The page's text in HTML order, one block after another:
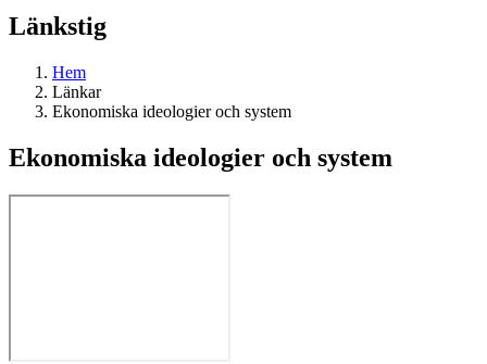
Länkstig
Hem
Länkar
Ekonomiska ideologier och system
Ekonomiska ideologier och system